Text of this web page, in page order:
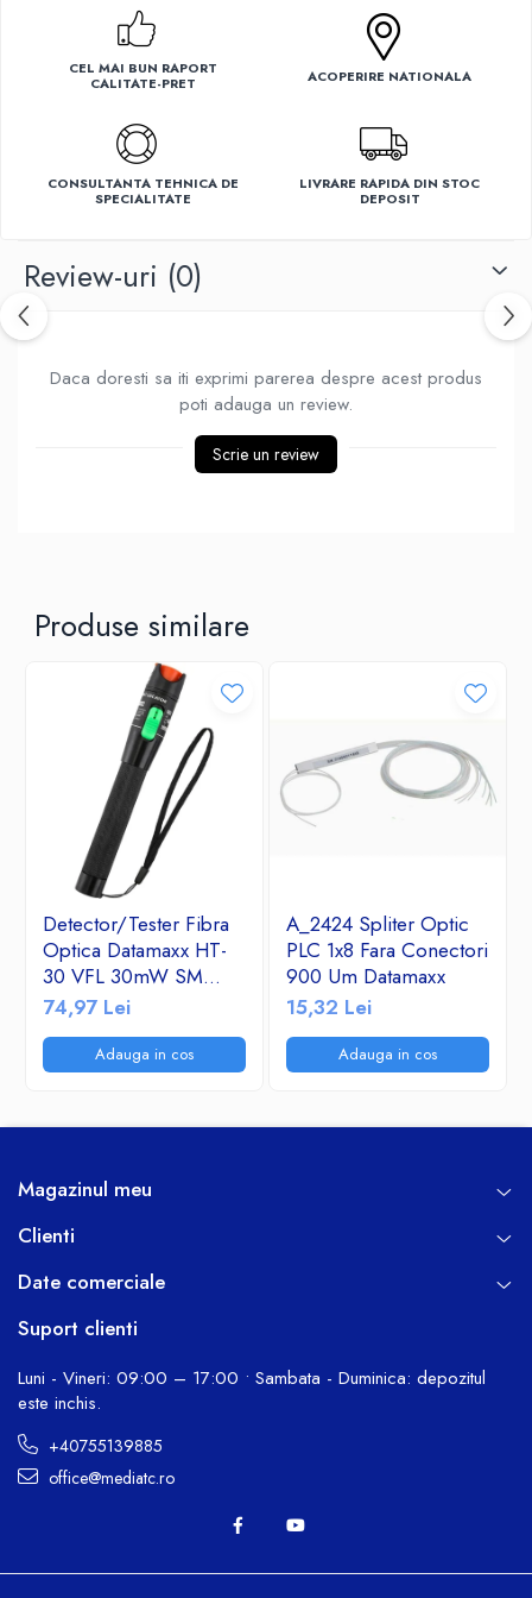
CEL MAI BUN RAPORT
CALITATE-PRET
ACOPERIRE NATIONALA
CONSULTANTA TEHNICA DE
SPECIALITATE
LIVRARE RAPIDA DIN STOC
DEPOSIT
Review-uri (0)
Daca doresti sa iti exprimi parerea despre acest produs
poti adauga un review.
Scrie un review
Produse similare
Detector/Tester Fibra
Optica Datamaxx HT-
30 VFL 30mW SM
&MM- Visual Fault
de aluminiu
74,97 Lei
Adauga in cos
A_2424 Spliter Optic
PLC 1x8 Fara Conectori
900 Um Datamaxx
15,32 Lei
Adauga in cos
Magazinul meu
Clienti
Date comerciale
Suport clienti
Luni - Vineri: 09:00 – 17:00 • Sambata - Duminica: depozitul
este inchis.
+40755139885
office@mediatc.ro